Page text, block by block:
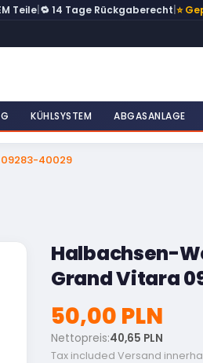
Teile 🔁 14 Tage Rückgaberecht ⭐
KÜHLSYSTEM ABGASANLAGE
40029
Halbachsen-
Grand Vitara
50,00 PLN
Nettopreis:40,65 PLN
Tax included Versand